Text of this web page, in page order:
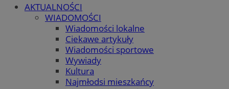
AKTUALNOŚCI
WIADOMOŚCI
Wiadomości lokalne
Ciekawe artykuły
Wiadomości sportowe
Wywiady
Kultura
Najmłodsi mieszkańcy